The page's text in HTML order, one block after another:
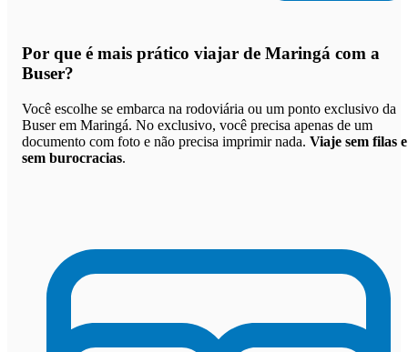
Por que é mais prático viajar de Maringá com a
Buser?
Você escolhe se embarca na rodoviária ou um ponto exclusivo da
Buser em Maringá. No exclusivo, você precisa apenas de um
documento com foto e não precisa imprimir nada. Viaje sem filas e
sem burocracias.